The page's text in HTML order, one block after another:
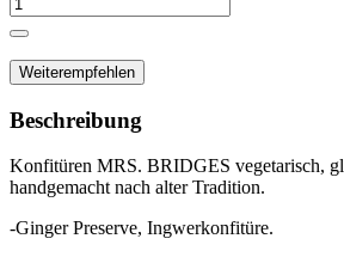
Weiterempfehlen
Beschreibung
Konfitüren MRS. BRIDGES vegetarisch,
handgemacht nach alter Tradition.
-Ginger Preserve, Ingwerkonfitüre.